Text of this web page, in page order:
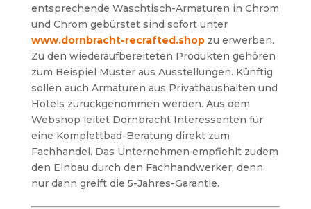
entsprechende Waschtisch-Armaturen in Chrom
und Chrom gebürstet sind sofort unter
www.dornbracht-recrafted.shop zu erwerben.
Zu den wiederaufbereiteten Produkten gehören
zum Beispiel Muster aus Ausstellungen. Künftig
sollen auch Armaturen aus Privathaushalten und
Hotels zurückgenommen werden. Aus dem
Webshop leitet Dornbracht Interessenten für
eine Komplettbad-Beratung direkt zum
Fachhandel. Das Unternehmen empfiehlt zudem
den Einbau durch den Fachhandwerker, denn
nur dann greift die 5-Jahres-Garantie.